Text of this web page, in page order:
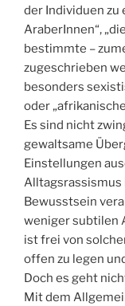
der Individuen zu
AraberInnen“,
bestimmte –
zugeschrieben
besonders
oder
Es sind nicht
gewaltsame
Einstellungen
Bewusstsein
weniger subtilen
ist frei von
offen zu legen
Doch es geht
Mit dem